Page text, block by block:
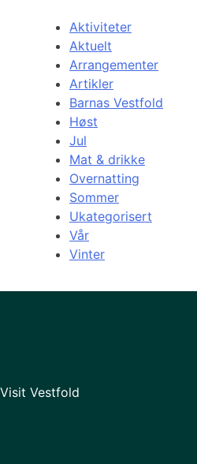
Aktiviteter
Aktuelt
Arrangementer
Artikler
Barnas Vestfold
Høst
Jul
Mat & drikke
Overnatting
Sommer
Ukategorisert
Vår
Vinter
Visit Vestfold